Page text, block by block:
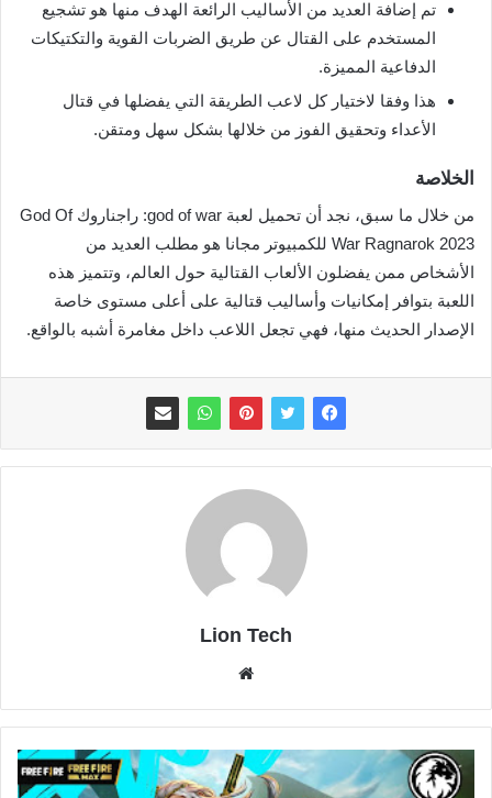
تم إضافة العديد من الأساليب الرائعة الهدف منها هو تشجيع
المستخدم على القتال عن طريق الضربات القوية والتكتيكات
الدفاعية المميزة.
هذا وفقا لاختيار كل لاعب الطريقة التي يفضلها في قتال
الأعداء وتحقيق الفوز من خلالها بشكل سهل ومتقن.
الخلاصة
من خلال ما سبق، نجد أن تحميل لعبة god of war: راجناروك God Of
War Ragnarok 2023 للكمبيوتر مجانا هو مطلب العديد من
الأشخاص ممن يفضلون الألعاب القتالية حول العالم، وتتميز هذه
اللعبة بتوافر إمكانيات وأساليب قتالية على أعلى مستوى خاصة
الإصدار الحديث منها، فهي تجعل اللاعب داخل مغامرة أشبه بالواقع.
Lion Tech